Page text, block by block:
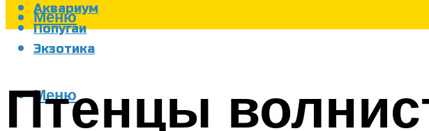
Аквариум
Попугаи
Экзотика
Меню
Меню
Птенцы